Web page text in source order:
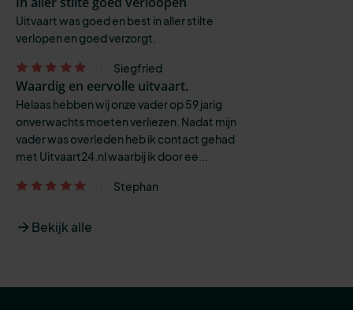
Uitvaart was goed en best in aller stilte
verlopen en goed verzorgt.
Siegfried
Waardig en eervolle uitvaart.
Helaas hebben wij onze vader op 59 jarig
onverwachts moeten verliezen. Nadat mijn
vader was overleden heb ik contact gehad
met Uitvaart24.nl waarbij ik door ee...
Stephan
Bekijk alle